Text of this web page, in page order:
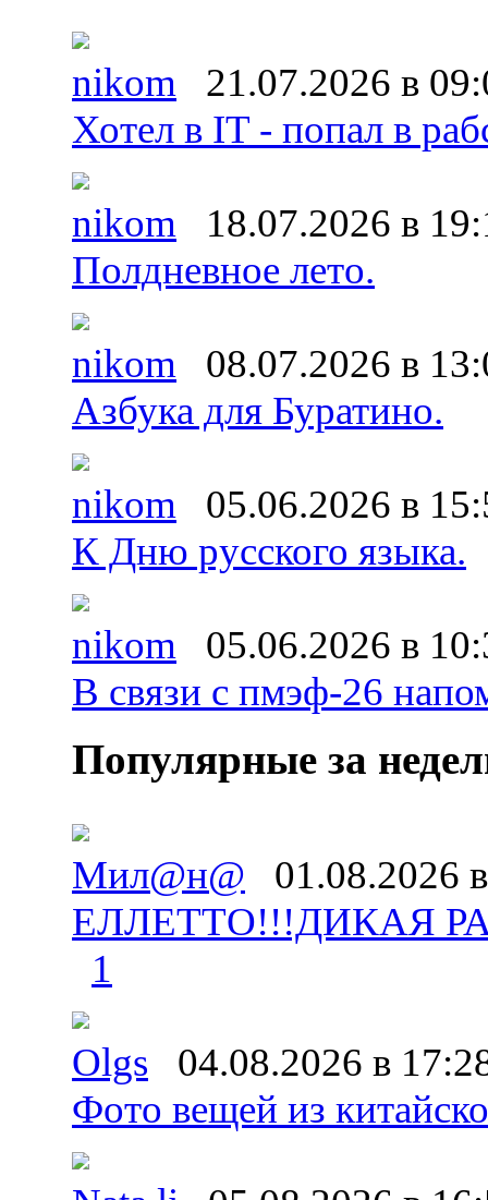
nikom
21.07.2026 в
Хотел в IT - попал в
nikom
18.07.2026 в
Полдневное лето.
nikom
08.07.2026 в
Азбука для Буратино.
nikom
05.06.2026 в
К Дню русского языка.
nikom
05.06.2026 в
В связи с пмэф-26
Популярные за
Мил@н@
01.08.2026
ЕЛЛЕТТО!!!ДИКАЯ
1
Olgs
04.08.2026 в
Фото вещей из